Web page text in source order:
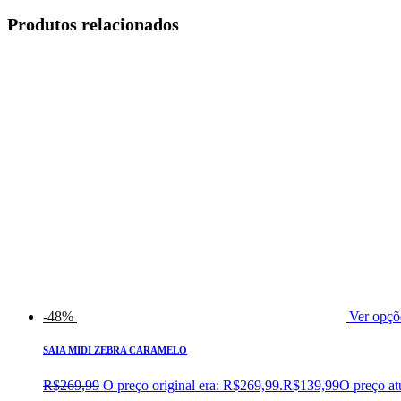
Produtos relacionados
-48% Ver
SAIA MIDI ZEBRA CARAMELO
R$269,99 O preço original era: R$269,99.R$139,99O preço